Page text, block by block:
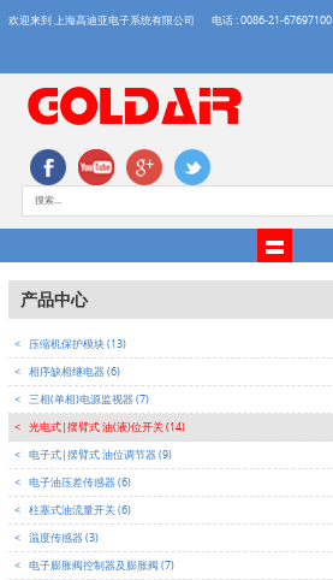
欢迎来到 上海高迪亚电子系统有限公司 电话 : 0086-21-67697100
产品中心
< 压缩机保护模块 (13)
< 相序缺相继电器 (6)
< 三相(单相)电源监视器 (7)
< 光电式|摆臂式 油(液)位开关 (14)
< 电子式|摆臂式 油位调节器 (9)
< 电子油压差传感器 (6)
< 柱塞式油流量开关 (6)
< 温度传感器 (3)
< 电子膨胀阀控制器及膨胀阀 (7)